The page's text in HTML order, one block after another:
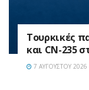
Τουρκικές
και CN-235
7 ΑΥΓΟΎΣΤΟΥ 2026